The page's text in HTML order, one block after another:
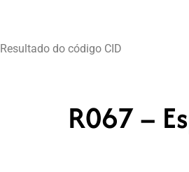
Resultado do código CID
R067 –